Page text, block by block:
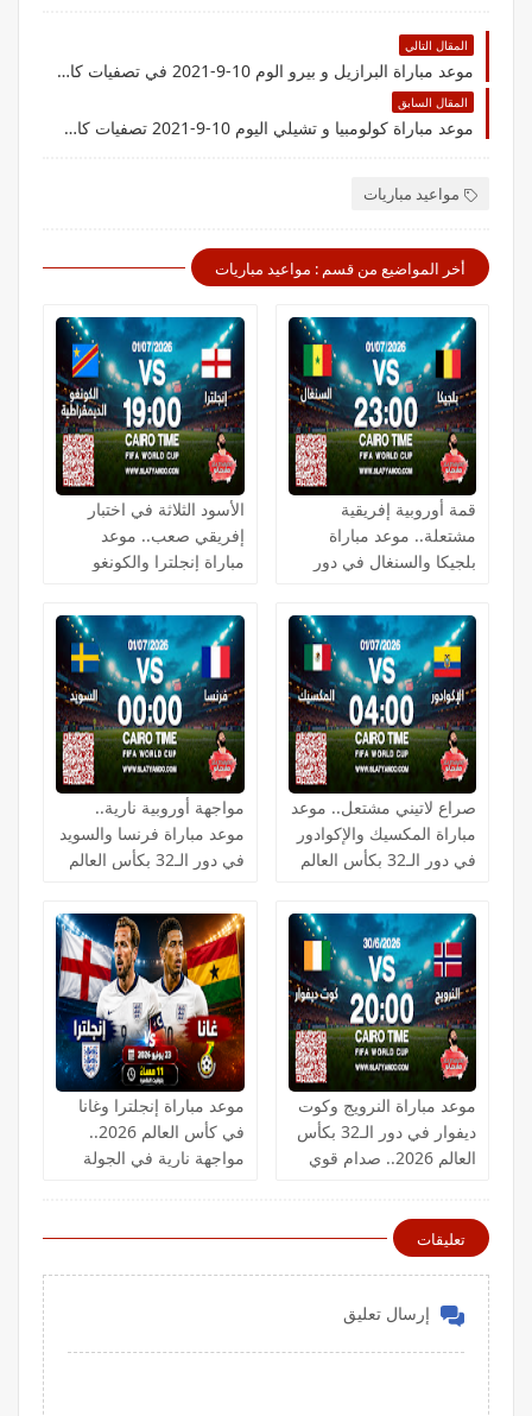
المقال التالي
موعد مباراة البرازيل و بيرو الوم 10-9-2021 في تصفيات كاس العالم
المقال السابق
موعد مباراة كولومبيا و تشيلي اليوم 10-9-2021 تصفيات كاس العالم
مواعيد مباريات
أخر المواضيع من قسم : مواعيد مباريات
قمة أوروبية إفريقية
مشتعلة.. موعد مباراة
بلجيكا والسنغال في دور
الأسود الثلاثة في اختبار
إفريقي صعب.. موعد
مباراة إنجلترا والكونغو
بكأس العالم 2026
صراع لاتيني مشتعل.. موعد
مباراة المكسيك والإكوادور
في دور الـ32 بكأس العالم
مواجهة أوروبية نارية..
موعد مباراة فرنسا والسويد
في دور الـ32 بكأس العالم
موعد مباراة النرويج وكوت
ديفوار في دور الـ32 بكأس
العالم 2026.. صدام قوي
موعد مباراة إنجلترا وغانا
في كأس العالم 2026..
مواجهة نارية في الجولة
تعليقات
إرسال تعليق